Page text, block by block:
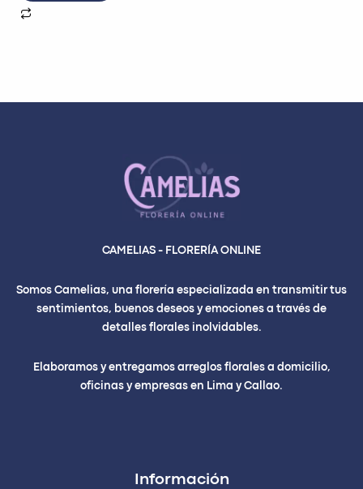
CAMELIAS - FLORERÍA ONLINE
Somos Camelias, una florería especializada en transmitir tus
sentimientos, buenos deseos y emociones a través de
detalles florales inolvidables.
Elaboramos y entregamos arreglos florales a domicilio,
oficinas y empresas en Lima y Callao.
Información